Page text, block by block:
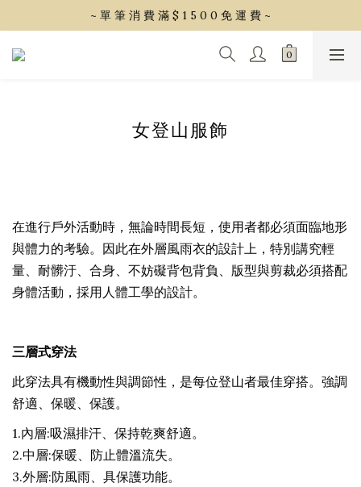
~ 單 筆 消 費 滿 $ 1 5 0 0 免 運 費 ~
~ 單 筆 消 費 滿 $ 1 5 0 0 免 運 費 ~
會 員 享 2% 點 數 回 饋 (1點=1元)
女登山服飾
在進行戶外活動時，無論時間長短，使用者都必須面臨地形
與體力的考驗。因此在外層風雨衣的設計上，特別講究輕
量、耐髒汙、合身、不妨礙背包背負、版型與剪裁必須搭配
身體活動，採用人體工學的設計。
三層式穿法
此穿法具有機動性與調節性，是每位登山者最佳穿搭。強調
舒適、保暖、保護。
1.內層:吸濕排汗、保持乾爽舒適。
2.中層:保暖、防止體溫流失。
3.外層:防風雨、具保護功能。